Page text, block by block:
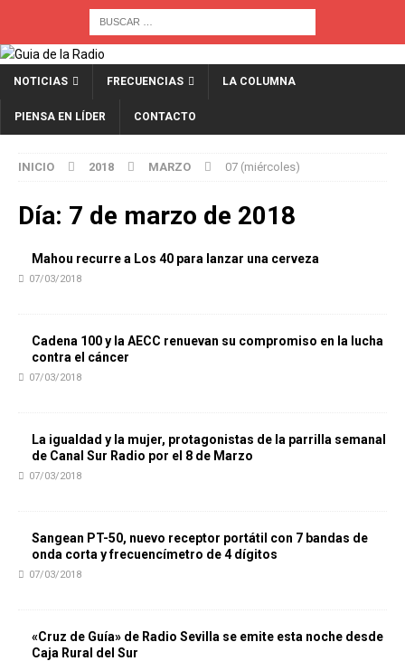
NOTICIAS FRECUENCIAS LA COLUMNA
PIENSA EN LÍDER CONTACTO
INICIO 2018 MARZO 07 (miércoles)
Día: 7 de marzo de 2018
Mahou recurre a Los 40 para lanzar una cerveza
07/03/2018
Cadena 100 y la AECC renuevan su compromiso en la lucha
contra el cáncer
07/03/2018
La igualdad y la mujer, protagonistas de la parrilla semanal
de Canal Sur Radio por el 8 de Marzo
07/03/2018
Sangean PT-50, nuevo receptor portátil con 7 bandas de
onda corta y frecuencímetro de 4 dígitos
07/03/2018
«Cruz de Guía» de Radio Sevilla se emite esta noche desde
Caja Rural del Sur